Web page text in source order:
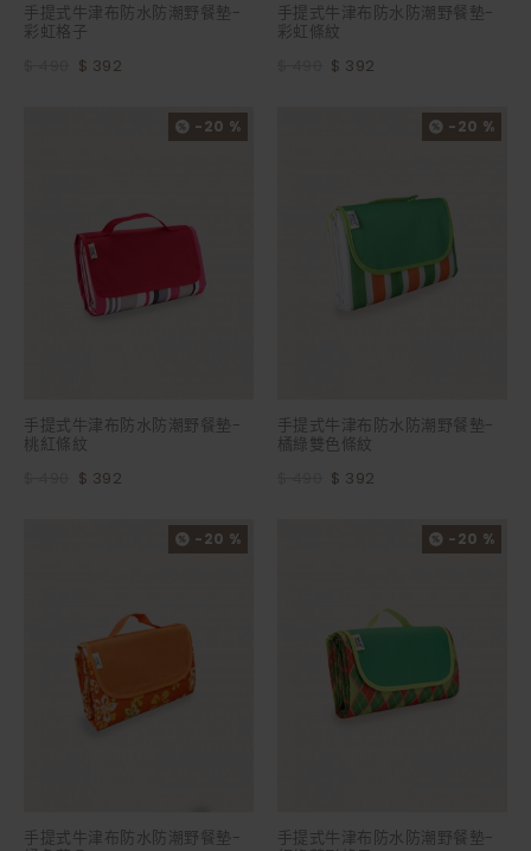
手提式牛津布防水防潮野餐墊-
彩虹格子
$ 392
手提式牛津布防水防潮野餐墊-
彩虹條紋
$ 392
-20 %
手提式牛津布防水防潮野餐墊-
桃紅條紋
$ 392
-20 %
手提式牛津布防水防潮野餐墊-
橘綠雙色條紋
$ 392
-20 %
手提式牛津布防水防潮野餐墊-
-20 %
手提式牛津布防水防潮野餐墊-